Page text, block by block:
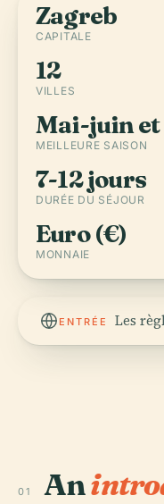
Zagreb
CAPITALE
12
VILLES
Mai-juin et
MEILLEURE SAISON
7-12 jours
DURÉE DU SÉJOUR
Euro (€)
MONNAIE
ENTRÉE Les
01 An